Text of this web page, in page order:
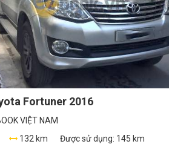
Fortuner 2016
VIỆT NAM
132 km Được sử dụng: 145 km